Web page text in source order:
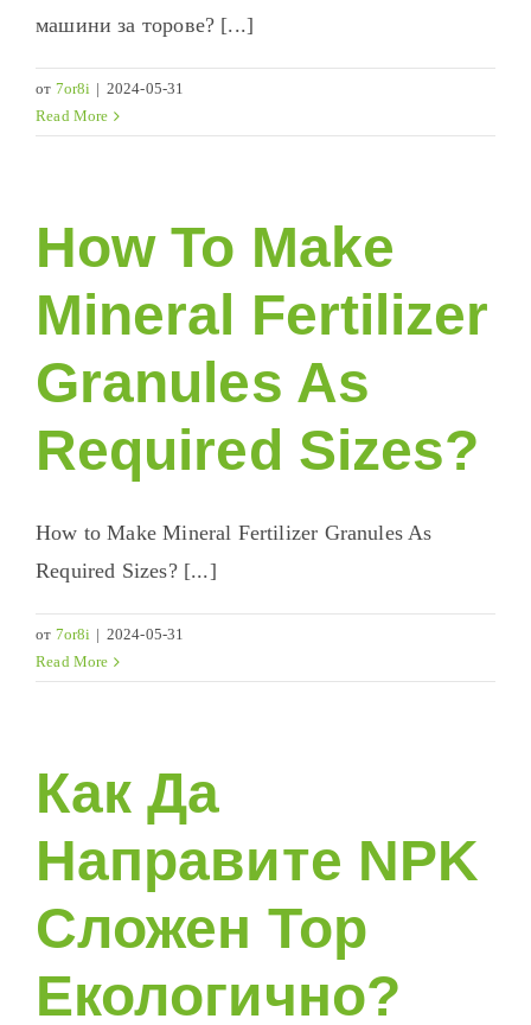
машини за торове? [...]
от 7or8i | 2024-05-31
Read More
How To Make
Mineral Fertilizer
Granules As
Required Sizes?
How to Make Mineral Fertilizer Granules As
Required Sizes? [...]
от 7or8i | 2024-05-31
Read More
Как Да
Направите NPK
Сложен Тор
Екологично?